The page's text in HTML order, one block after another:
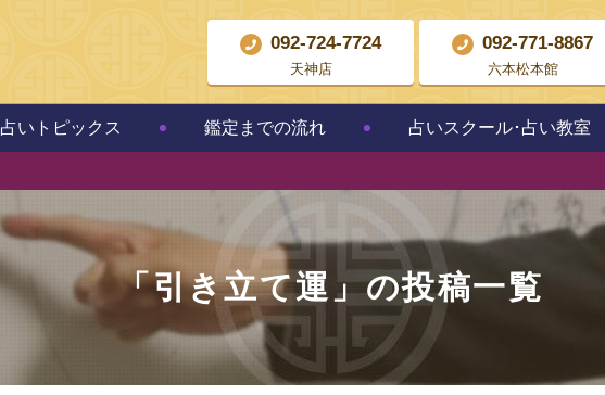
092-724-7724
天神店
092-771-8867
六本松本館
占いトピックス 鑑定までの流れ 占いスクール･占い教室
「引き立て運 」の投稿一覧